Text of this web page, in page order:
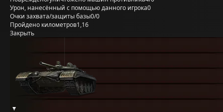
Урон, нанесённый с помощью данного игрока0
Очки захвата/защиты базы0/0
Пройдено километров1,16
Закрыть